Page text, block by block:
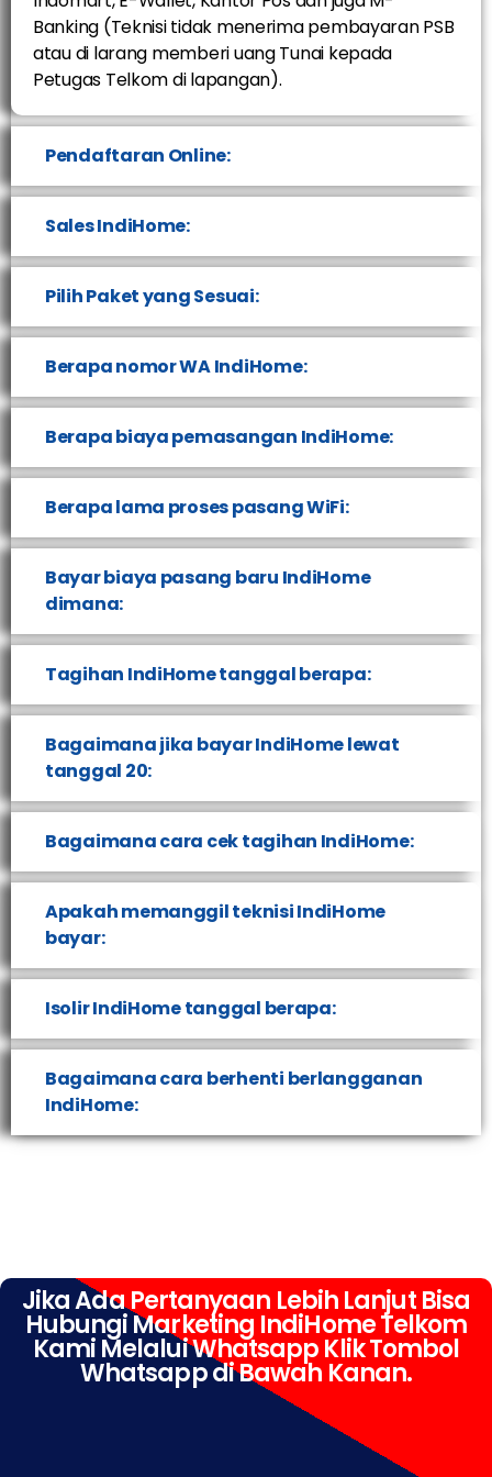
Banking (Teknisi tidak menerima pembayaran PSB
atau di larang memberi uang Tunai kepada
Petugas Telkom di lapangan).
Pendaftaran Online:
Sales IndiHome:
Pilih Paket yang Sesuai:
Berapa nomor WA IndiHome:
Berapa biaya pemasangan IndiHome:
Berapa lama proses pasang WiFi:
Bayar biaya pasang baru IndiHome
dimana:
Tagihan IndiHome tanggal berapa:
Bagaimana jika bayar IndiHome lewat
tanggal 20:
Bagaimana cara cek tagihan IndiHome:
Apakah memanggil teknisi IndiHome
bayar:
Isolir IndiHome tanggal berapa:
Bagaimana cara berhenti berlangganan
IndiHome:
Jika Ada Pertanyaan Lebih Lanjut Bisa
Hubungi Marketing IndiHome Telkom
Kami Melalui Whatsapp Klik Tombol
Whatsapp di Bawah Kanan.